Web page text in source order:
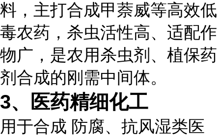
料，主打合成甲萘威等高效低
毒农药，杀虫活性高、适配作
物广，是农用杀虫剂、植保药
剂合成的刚需中间体。
3、医药精细化工
用于合成 防腐、抗风湿类医